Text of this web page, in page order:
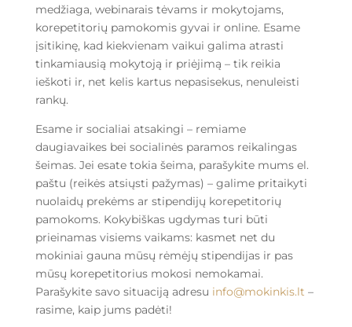
medžiaga, webinarais tėvams ir mokytojams,
korepetitorių pamokomis gyvai ir online. Esame
įsitikinę, kad kiekvienam vaikui galima atrasti
tinkamiausią mokytoją ir priėjimą – tik reikia
ieškoti ir, net kelis kartus nepasisekus, nenuleisti
rankų.
Esame ir socialiai atsakingi – remiame
daugiavaikes bei socialinės paramos reikalingas
šeimas. Jei esate tokia šeima, parašykite mums el.
paštu (reikės atsiųsti pažymas) – galime pritaikyti
nuolaidų prekėms ar stipendijų korepetitorių
pamokoms. Kokybiškas ugdymas turi būti
prieinamas visiems vaikams: kasmet net du
mokiniai gauna mūsų rėmėjų stipendijas ir pas
mūsų korepetitorius mokosi nemokamai.
Parašykite savo situaciją adresu info@mokinkis.lt –
rasime, kaip jums padėti!